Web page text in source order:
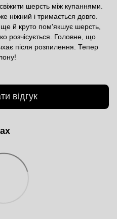
шерсть між купаннями.
ніжний і тримається довго.
й круто пом'якшує шерсть,
розчісується. Головне, що
після розпилення. Тепер
відгук